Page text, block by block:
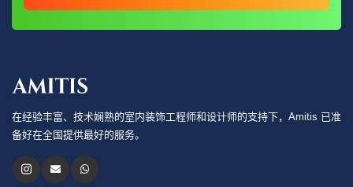
在经验丰富、技术娴熟的室内装饰工程师和设计师的支持下，Amitis 已准
备好在全国提供最好的服务。